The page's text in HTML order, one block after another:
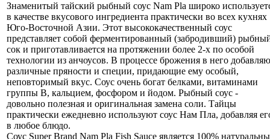
Знаменитый тайский рыбный соус Nam Pla широко
в качестве вкусового ингредиента практически во всех кухнях
Юго-Восточной Азии. Этот высококачественный соус
представляет собой ферментированный (забродивший)
сок и приготавливается на протяжении более 2-х по особой
технологии из анчоусов. В процессе брожения в него
различные пряности и специи, придающие ему особый,
неповторимый вкус. Соус очень богат белками, витаминами
группы B, кальцием, фосфором и йодом. Рыбный соус -
довольно полезная и оригинальная замена соли. Тайцы
практически ежедневно используют соус Нам Пла, добавляя
в любое блюдо.
Соус Super Brand Nam Pla Fish Sauce является 100%